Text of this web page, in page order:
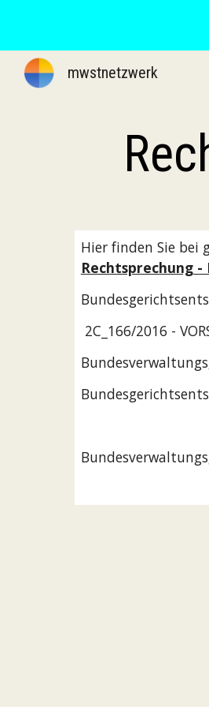
mwstnetzwerk
Hier finden Sie bei
Rechtsprechung -
2C_166/2016 -